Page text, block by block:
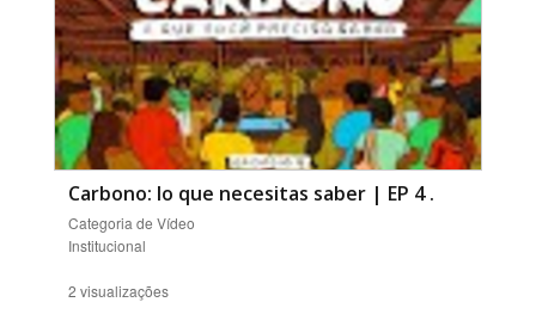
Carbono: lo que necesitas saber | EP 4.
Categoria de Vídeo
Institucional
2 visualizações